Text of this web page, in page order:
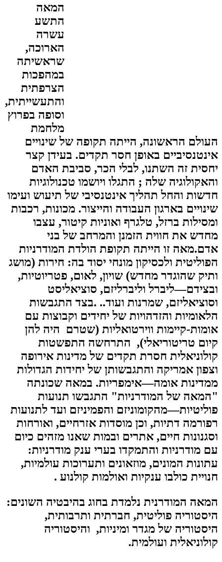
המאה
התשע
עשרה
הארוכה,
שראשיתה
במהפכות
הצרפתית
והתעשייתית,
וסופה בפרוץ
מלחמת
העולם הראשונה, הייתה תקופה של שינויים
אינטנסיביים באופן חסר תקדים. בעידן קצר
יחסית זה השתנו, לבלי הכר, סביבת האדם
והאקולוגיה שלה ; התגלו ויושמו טכנולוגיות
חדשות והחל תהליך אינטנסיבי של תיעוש ועימו
שינויים בארגון העבודה והייצור. מכונות, רכבות
ומסילות ברזל, טלגרף ואוניות קיטור, עצבו
מחדש את חווית הזמנן והמרחב של בני
אדם.מאה זו הייתה תקופת הולדת המודרניות
הפוליטית ולכסיקון מונחי יסוד בה: חירות (מושג
ותיק שהוגדר מחדש) שויון, לאום, פטריוטיות,
ובצידם—ליברל וליברליזם, סוציאליסט
וסוציאליזם, שמרנות ועוד.. .בצד התגבשות
הלאומיות והזדהויות של יחידים וקבוצות עם
אומות-קיימות ווירטואליות (שטרם היה להן
קיום טריטוריאלי), התרחשה התפשטות
קולוניאלית חסרת תקדים של מדינות אירופה
וצפון אמריקה והתגבשותן של יחידות הגדולות
ממדינות אומה—אימפריות. במאה שכונתה
"המאה של המודרניות" התגבשו תנועות
פוליטיות—מהקומוניזם והפמיניזם ועד לתנועות
רפורמה דתיות, וכן מוסדות אזרחיים, ואורחות
וסגנונות חיים, אתרים ובמות שאנו מזהים כיום
עם מודרניות והתמקדו בערי ענק מודרניות:
עתונות המונים, מוזאונים ותערוכות עולמיות,
חנויית כולבו ענקיות ואולמות קולנוע .
המאה המודרנית נלמדת בחוג בהיבטיה השונים:
היסטוריה פוליטית, חברתית ותרבותית,
היסטוריה של מגדר ומיניות, והיסטוריה
קולוניאלית ועולמית.